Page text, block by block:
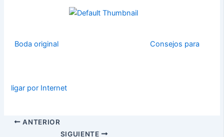
Boda original Consejos para
ligar por Internet
ANTERIOR
SIGUIENTE